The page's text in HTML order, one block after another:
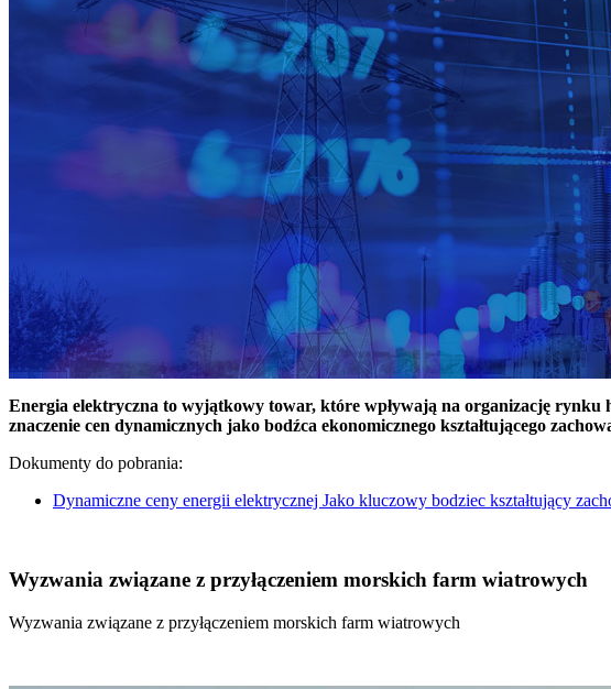
Energia elektryczna to wyjątkowy towar, które wpływają na organizację
znaczenie cen dynamicznych jako bodźca ekonomicznego kształtującego
Dokumenty do pobrania:
Dynamiczne ceny energii elektrycznej Jako kluczowy bodziec kształtujący
Wyzwania związane z przyłączeniem morskich farm wiatrowych
Wyzwania związane z przyłączeniem morskich farm wiatrowych